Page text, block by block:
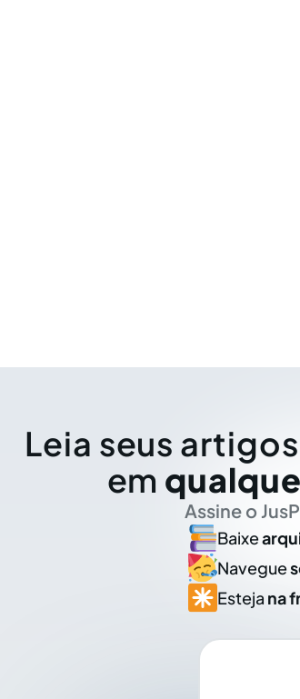
Leia seus
em
Assine o
Baixe
Navegue
Esteja na